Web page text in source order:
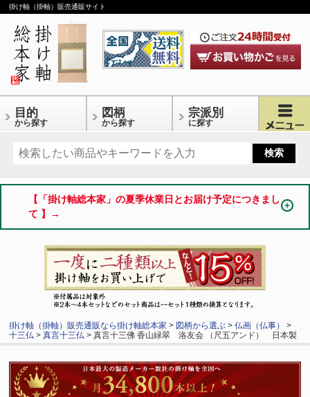
掛け軸（掛軸）販売通販サイト
目的
から探す
図柄
から探す
宗派別
に探す
【「掛け軸総本家」の夏季休業日とお届け予定につきまし
て 】→
掛け軸（掛軸）販売通販なら掛け軸総本家 > 図柄から選ぶ >仏画（仏事）
>
十三仏 >真言十三仏 > 真言十三佛 香山緑翠 洛友会 （尺五アンド） 日本製